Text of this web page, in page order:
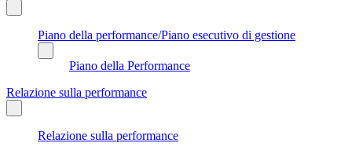
Piano della performance/Piano esecutivo di gestione
Piano della Performance
Relazione sulla performance
Relazione sulla performance